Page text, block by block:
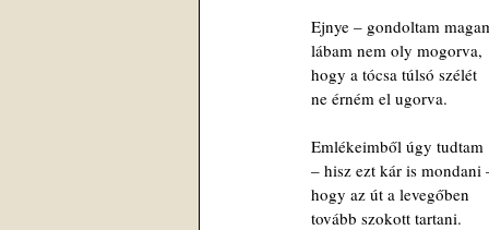
Ejnye – gondoltam
lábam nem oly mogorva,
hogy a tócsa túlsó szélét
ne érném el ugorva.
Emlékeimből úgy tudtam
– hisz ezt kár is mondani
hogy az út a levegőben
tovább szokott tartani.